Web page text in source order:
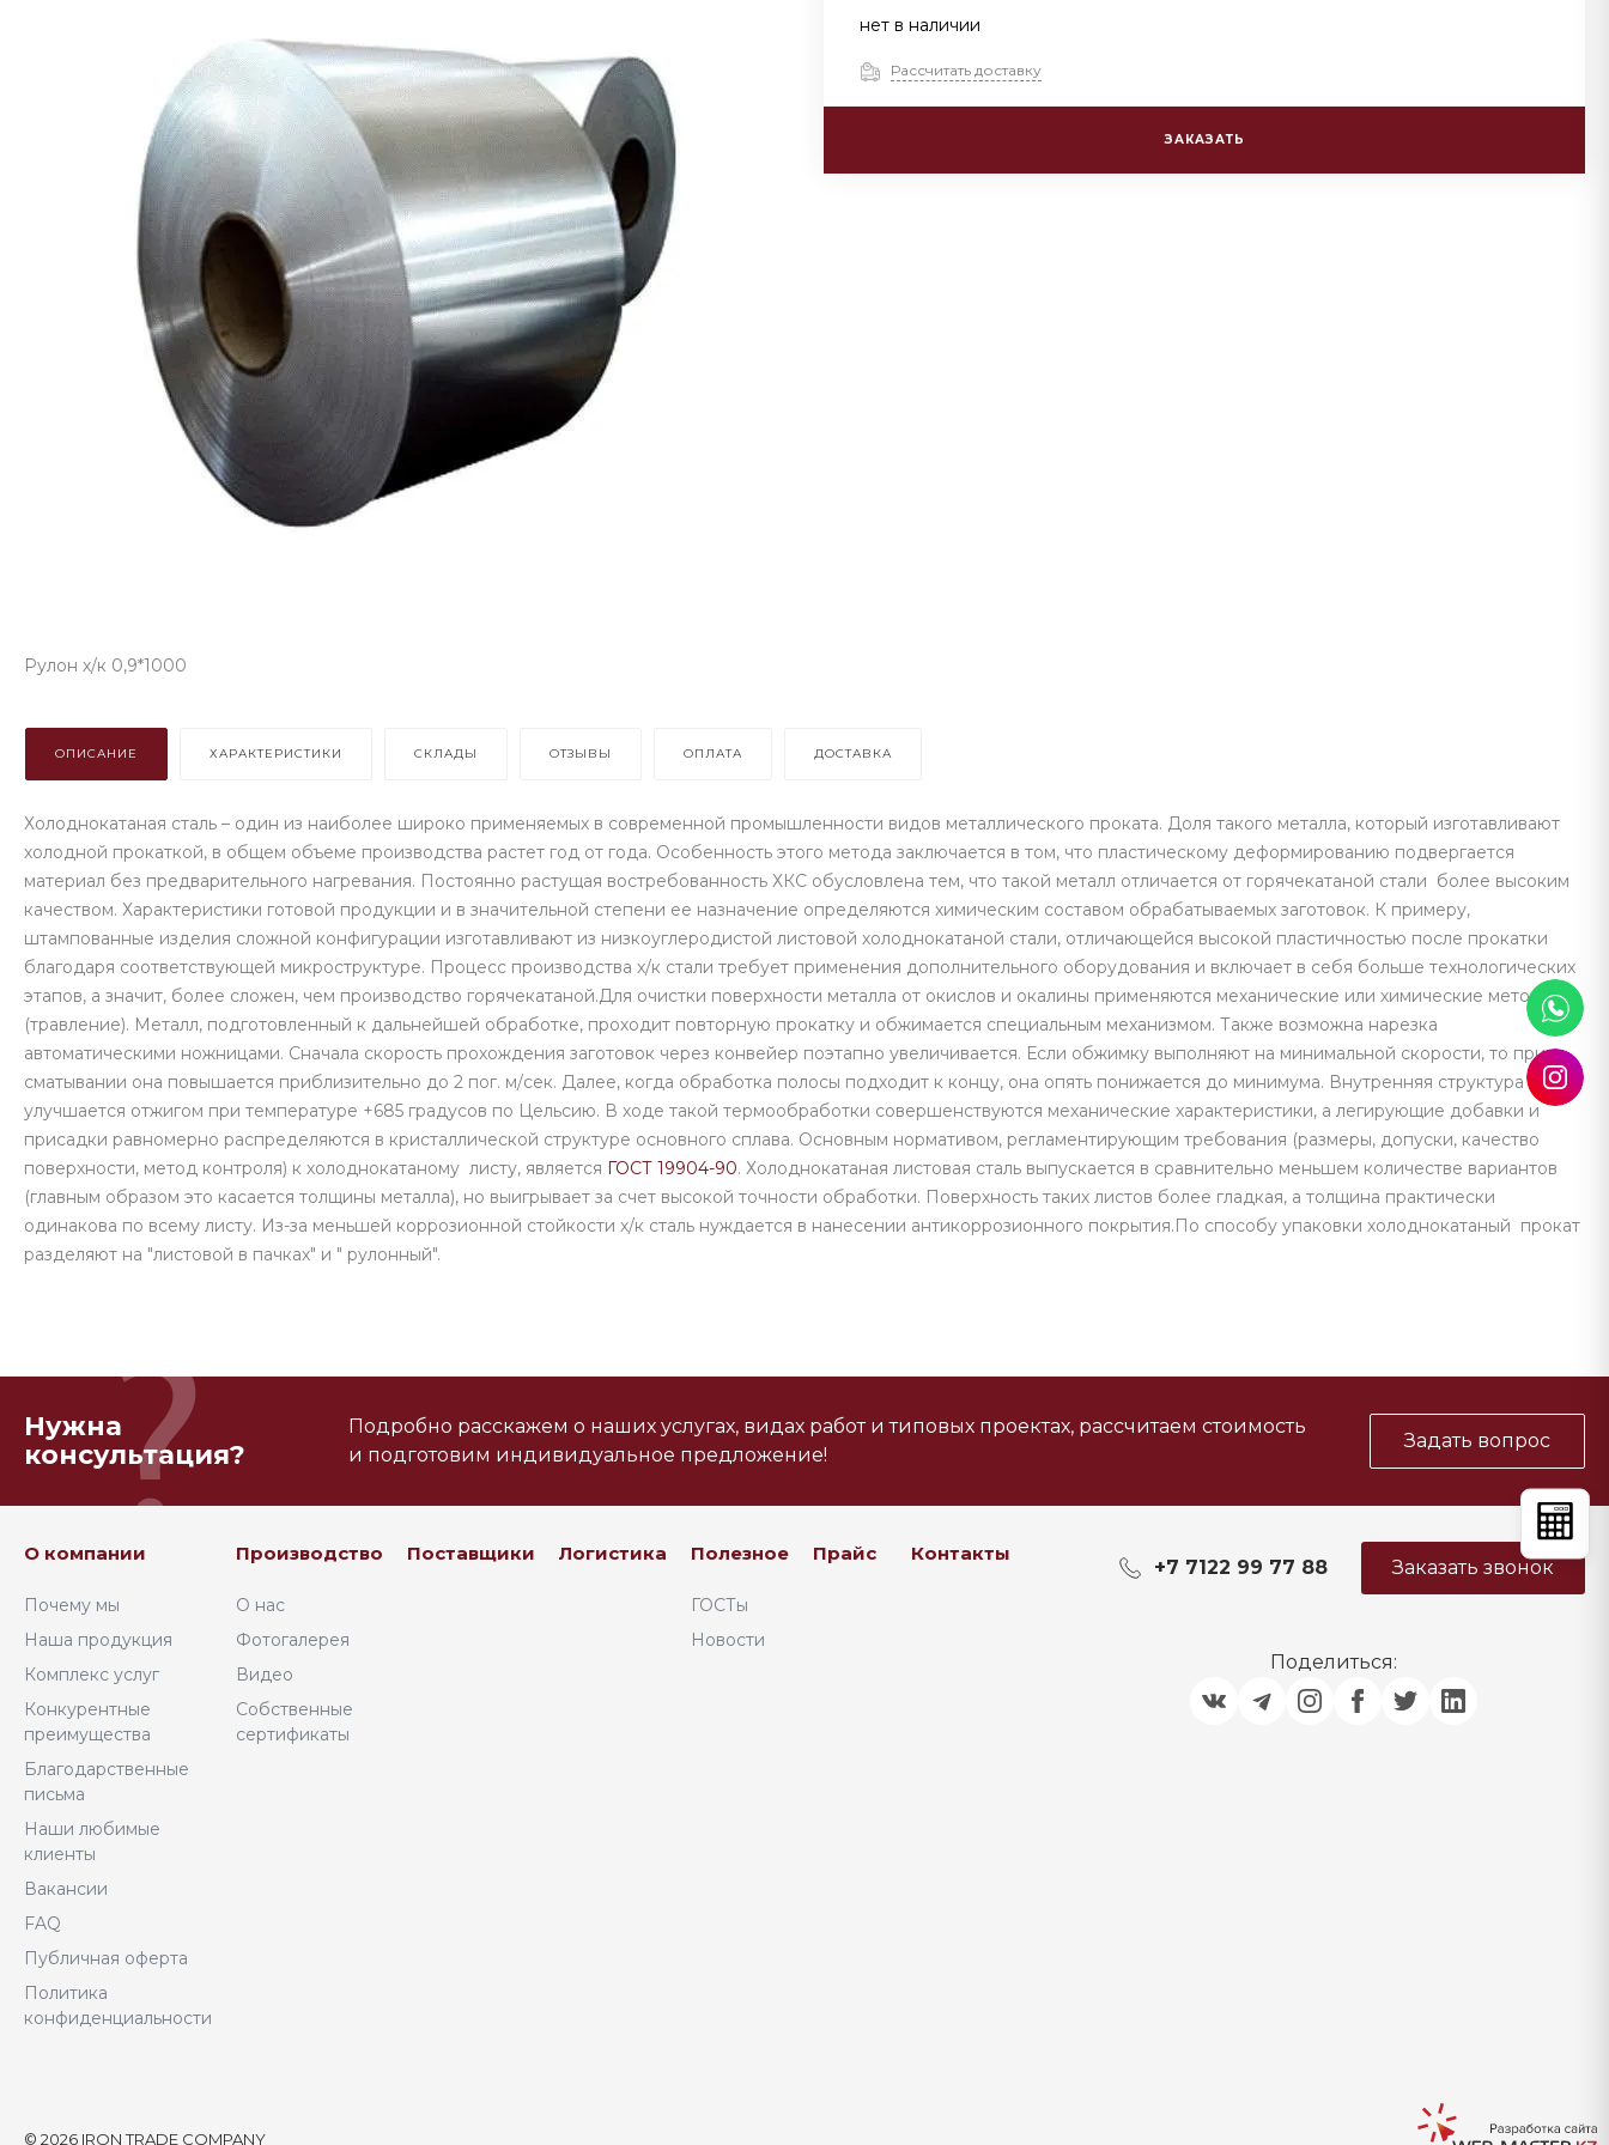
Рулон х/к 0,9*1000
нет в наличии
Рассчитать доставку
ЗАКАЗАТЬ
ОПИСАНИЕ ХАРАКТЕРИСТИКИ СКЛАДЫ ОТЗЫВЫ ОПЛАТА ДОСТАВКА
Холоднокатаная сталь – один из наиболее широко применяемых в современной промышленности видов металлического проката. Доля такого металла, который изготавливают
холодной прокаткой, в общем объеме производства растет год от года. Особенность этого метода заключается в том, что пластическому деформированию подвергается
материал без предварительного нагревания. Постоянно растущая востребованность ХКС обусловлена тем, что такой металл отличается от горячекатаной стали более высоким
качеством. Характеристики готовой продукции и в значительной степени ее назначение определяются химическим составом обрабатываемых заготовок. К примеру,
штампованные изделия сложной конфигурации изготавливают из низкоуглеродистой листовой холоднокатаной стали, отличающейся высокой пластичностью после прокатки
благодаря соответствующей микроструктуре. Процесс производства х/к стали требует применения дополнительного оборудования и включает в себя больше технологических
этапов, а значит, более сложен, чем производство горячекатаной.Для очистки поверхности металла от окислов и окалины применяются механические или химические методы
(травление). Металл, подготовленный к дальнейшей обработке, проходит повторную прокатку и обжимается специальным механизмом. Также возможна нарезка
автоматическими ножницами. Сначала скорость прохождения заготовок через конвейер поэтапно увеличивается. Если обжимку выполняют на минимальной скорости, то при
сматывании она повышается приблизительно до 2 пог. м/сек. Далее, когда обработка полосы подходит к концу, она опять понижается до минимума. Внутренняя структура стали
улучшается отжигом при температуре +685 градусов по Цельсию. В ходе такой термообработки совершенствуются механические характеристики, а легирующие добавки и
присадки равномерно распределяются в кристаллической структуре основного сплава. Основным нормативом, регламентирующим требования (размеры, допуски, качество
поверхности, метод контроля) к холоднокатаному листу, является ГОСТ 19904-90. Холоднокатаная листовая сталь выпускается в сравнительно меньшем количестве вариантов
(главным образом это касается толщины металла), но выигрывает за счет высокой точности обработки. Поверхность таких листов более гладкая, а толщина практически
одинакова по всему листу. Из-за меньшей коррозионной стойкости х/к сталь нуждается в нанесении антикоррозионного покрытия.По способу упаковки холоднокатаный прокат
разделяют на "листовой в пачках" и " рулонный".
Нужна
консультация?
Подробно расскажем о наших услугах, видах работ и типовых проектах, рассчитаем стоимость
и подготовим индивидуальное предложение!
Задать вопрос
О компании
Почему мы
Наша продукция
Комплекс услуг
Конкурентные
преимущества
Благодарственные
письма
Наши любимые
клиенты
Вакансии
FAQ
Публичная оферта
Политика
конфиденциальности
Производство
О нас
Фотогалерея
Видео
Собственные
сертификаты
Поставщики Логистика Полезное
ГОСТы
Новости
Прайс Контакты
+7 7122 99 77 88 Заказать звонок
Поделиться:
© 2026 IRON TRADE COMPANY